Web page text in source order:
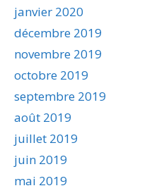
janvier 2020
décembre 2019
novembre 2019
octobre 2019
septembre 2019
août 2019
juillet 2019
juin 2019
mai 2019